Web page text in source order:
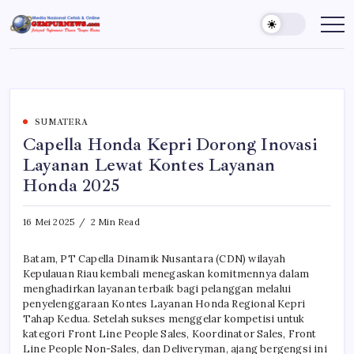
to
content
Gempur
News
Jelajah
Dunia
SUMATERA
Capella Honda Kepri Dorong Inovasi
Layanan Lewat Kontes Layanan
Honda 2025
16 Mei 2025 2 Min Read
Batam, PT Capella Dinamik Nusantara (CDN) wilayah
Kepulauan Riau kembali menegaskan komitmennya dalam
menghadirkan layanan terbaik bagi pelanggan melalui
penyelenggaraan Kontes Layanan Honda Regional Kepri
Tahap Kedua. Setelah sukses menggelar kompetisi untuk
kategori Front Line People Sales, Koordinator Sales, Front
Line People Non-Sales, dan Deliveryman, ajang bergengsi ini